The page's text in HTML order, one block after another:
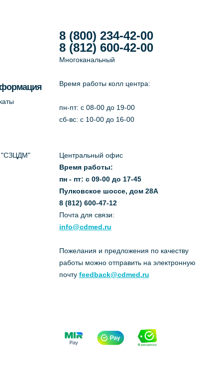
"СЗЦДМ"
8 (800) 234-42-00
8 (812) 600-42-00
Многоканальный
Время работы колл центра:
пн-пт: c 08-00 до 19-00
сб-вс: с 10-00 до 16-00
Центральный офис
Время работы:
пн - пт: с 09-00 до 17-45
Пулковское шоссе, дом 28А
8 (812) 600-47-12
Почта для связи:
info@cdmed.ru
Пожелания и предложения по качеству
работы можно отправить на электронную
почту feedback@cdmed.ru